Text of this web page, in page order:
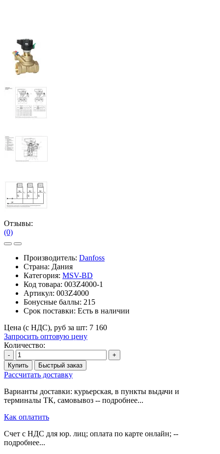
Отзывы:
(0)
Производитель: Danfoss
Страна: Дания
Категория: MSV-BD
Код товара: 003Z4000-1
Артикул: 003Z4000
Бонусные баллы: 215
Срок поставки: Есть в наличии
Цена (с НДС), руб за шт: 7 160
Запросить оптовую цену
Количество:
-
+
Купить
Быстрый заказ
Рассчитать доставку
Варианты доставки: курьерская, в пункты выдачи и
терминалы ТК, самовывоз -- подробнее...
Как оплатить
Счет с НДС для юр. лиц; оплата по карте онлайн; --
подробнее...